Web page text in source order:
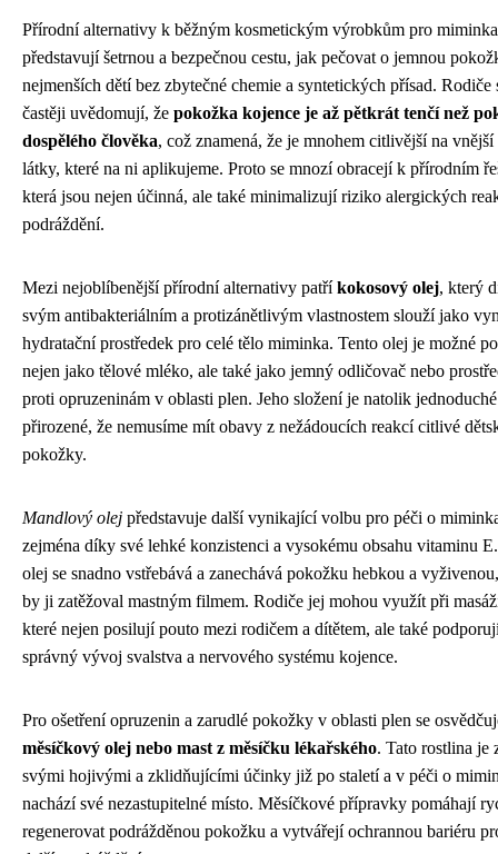
Přírodní alternativy k běžným kosmetickým výrobkům pro miminka
představují šetrnou a bezpečnou cestu, jak pečovat o jemnou
nejmenších dětí bez zbytečné chemie a syntetických přísad. Rodiče
častěji uvědomují, že pokožka kojence je až pětkrát tenčí než
dospělého člověka, což znamená, že je mnohem citlivější na
látky, které na ni aplikujeme. Proto se mnozí obracejí k přírodním
která jsou nejen účinná, ale také minimalizují riziko alergických
podráždění.
Mezi nejoblíbenější přírodní alternativy patříkokosový olej, který
svým antibakteriálním a protizánětlivým vlastnostem slouží jako
hydratační prostředek pro celé tělo miminka. Tento olej je možné
nejen jako tělové mléko, ale také jako jemný odličovač nebo
proti opruzeninám v oblasti plen. Jeho složení je natolik
přirozené, že nemusíme mít obavy z nežádoucích reakcí citlivé
pokožky.
Mandlový olej představuje další vynikající volbu pro péči o
zejména díky své lehké konzistenci a vysokému obsahu vitaminu
olej se snadno vstřebává a zanechává pokožku hebkou a
by ji zatěžoval mastným filmem. Rodiče jej mohou využít při
které nejen posilují pouto mezi rodičem a dítětem, ale také
správný vývoj svalstva a nervového systému kojence.
Pro ošetření opruzenin a zarudlé pokožky v oblasti plen se
měsíčkový olej nebo mast z měsíčku lékařského. Tato rostlina je
svými hojivými a zklidňujícími účinky již po staletí a v péči o
nachází své nezastupitelné místo. Měsíčkové přípravky pomáhají
regenerovat podrážděnou pokožku a vytvářejí ochrannou bariéru